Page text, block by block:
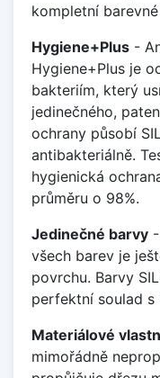
kompletní
Hygiene+Plus -
Hygiene+Plus je
bakteriím, který
jedinečného,
ochrany působí
antibakteriálně.
hygienická
průměru o 98%.
Jedinečné barvy
všech barev je
povrchu. Barvy
perfektní soulad s
Materiálové
mimořádně